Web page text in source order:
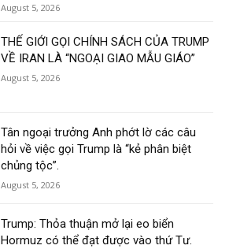
August 5, 2026
THẾ GIỚI GỌI CHÍNH SÁCH CỦA TRUMP
VỀ IRAN LÀ “NGOẠI GIAO MẪU GIÁO”
August 5, 2026
Tân ngoại trưởng Anh phớt lờ các câu
hỏi về việc gọi Trump là “kẻ phân biệt
chủng tộc”.
August 5, 2026
Trump: Thỏa thuận mở lại eo biển
Hormuz có thể đạt được vào thứ Tư.